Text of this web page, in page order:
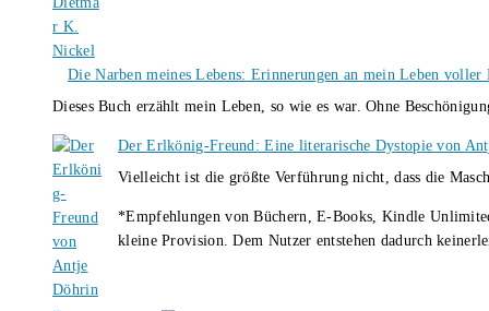
Die Narben meines Lebens: Erinnerungen an mein Leben
Dieses Buch erzählt mein Leben, so wie es war. Ohne
Der Erlkönig-Freund: Eine literarische Dystopie von
Vielleicht ist die größte Verführung nicht, dass die
*Empfehlungen von Büchern, E-Books, Kindle
kleine Provision. Dem Nutzer entstehen dadurch